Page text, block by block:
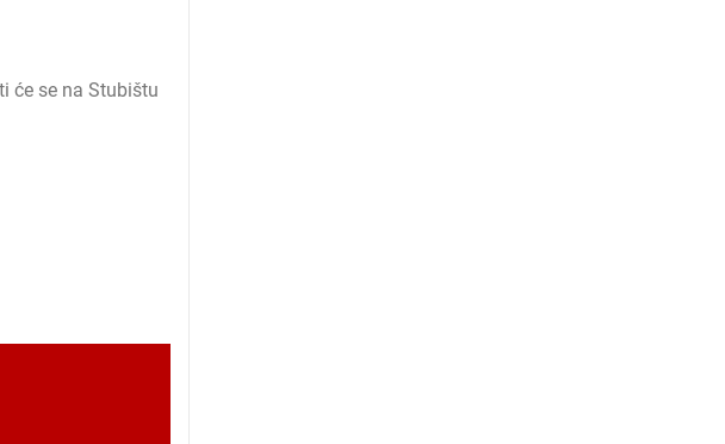
će se na Stubištu